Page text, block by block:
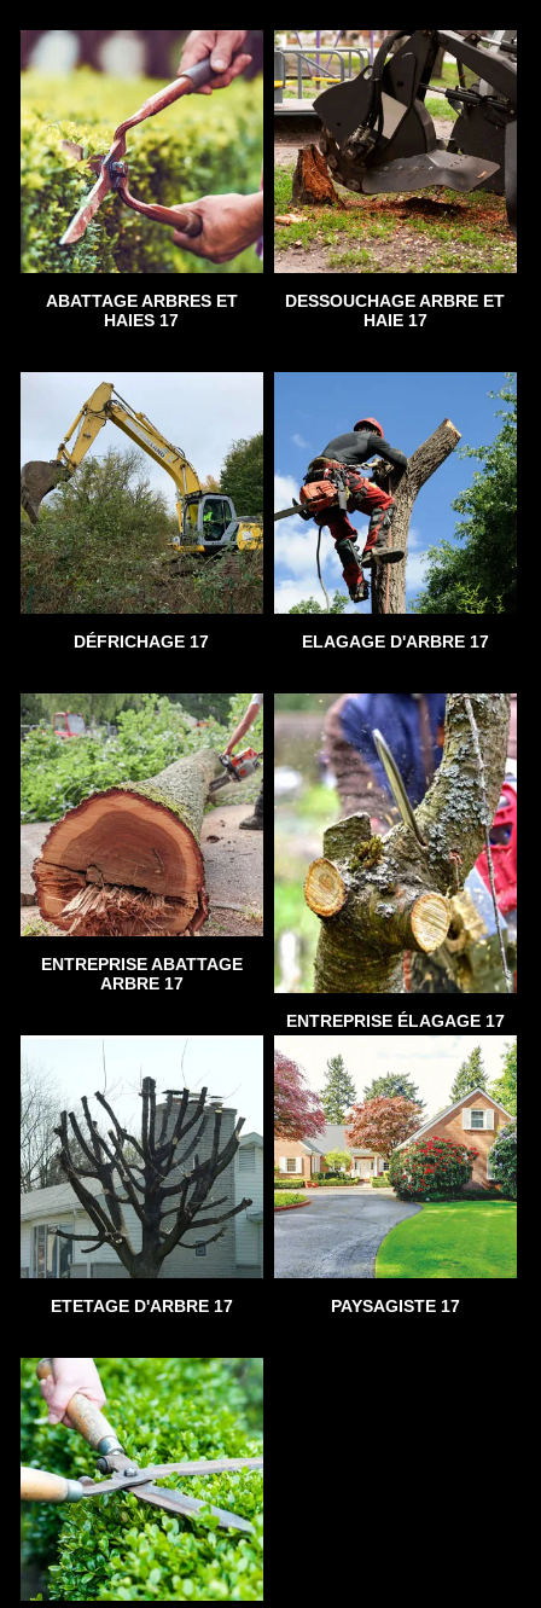
ABATTAGE ARBRES ET
HAIES 17
DESSOUCHAGE ARBRE ET
HAIE 17
DÉFRICHAGE 17 ELAGAGE D'ARBRE 17
ENTREPRISE ABATTAGE
ARBRE 17
ENTREPRISE ÉLAGAGE 17
ETETAGE D'ARBRE 17 PAYSAGISTE 17